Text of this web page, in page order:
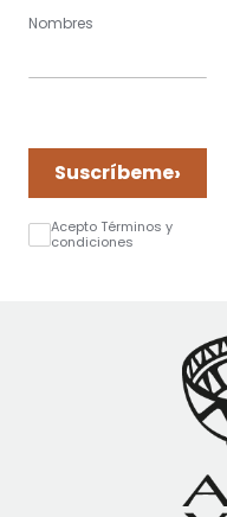
Nombres
Suscríbeme›
Acepto Términos y
condiciones